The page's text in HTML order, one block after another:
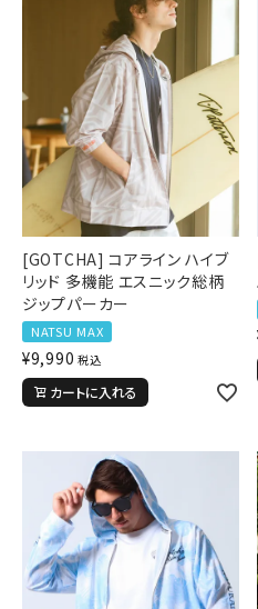
[GOTCHA] コアライン ハイブ
リッド 多機能 エスニック総柄
ジップパーカー
NATSU MAX
¥9,990 税込
カートに入れる